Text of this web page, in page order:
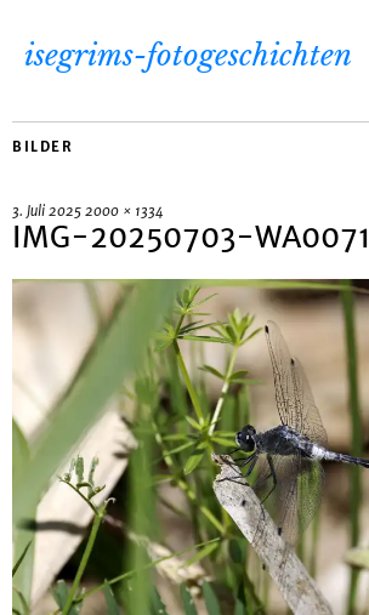
isegrims-fotogeschichten
BILDER
3. Juli 2025 2000 × 1334
IMG-20250703-WA0071